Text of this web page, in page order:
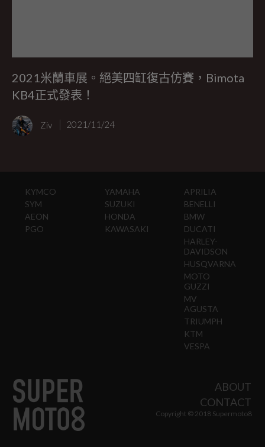
2021米蘭車展。絕美四缸復古仿賽，Bimota
KB4正式發表！
Ziv 2021/11/24
KYMCO
SYM
AEON
PGO
YAMAHA
SUZUKI
HONDA
KAWASAKI
APRILIA
BENELLI
BMW
DUCATI
HARLEY-
DAVIDSON
HUSQVARNA
MOTO
GUZZI
MV
AGUSTA
TRIUMPH
KTM
VESPA
ABOUT
CONTACT
Copyright © 2018 Supermoto8